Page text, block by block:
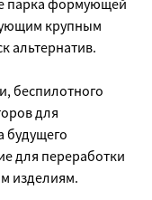
крупным
альтернатив.
беспилотного
для
будущего
для переработки
изделиям.